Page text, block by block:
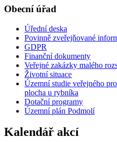
Obecní úřad
Úřední deska
Povinně zveřejňované
GDPR
Finanční dokumenty
Veřejné zakázky malého
Životní situace
Územní studie veřejného
plocha u rybníka
Dotační programy
Územní plán Podmolí
Kalendář akcí